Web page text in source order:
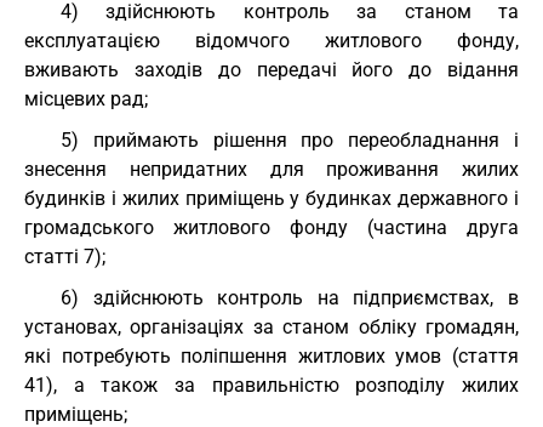
4) здійснюють контроль за станом та
експлуатацією відомчого житлового фонду,
вживають заходів до передачі його до відання
місцевих рад;
5) приймають рішення про переобладнання і
знесення непридатних для проживання жилих
будинків і жилих приміщень у будинках державного і
громадського житлового фонду (частина друга
статті 7);
6) здійснюють контроль на підприємствах, в
установах, організаціях за станом обліку громадян,
які потребують поліпшення житлових умов (стаття
41), а також за правильністю розподілу жилих
приміщень;